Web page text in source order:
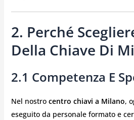
2. Perché
Della Chiave Di
2.1 Competenza E
Nel nostro centro chiavi a Milano,
eseguito da personale formato e